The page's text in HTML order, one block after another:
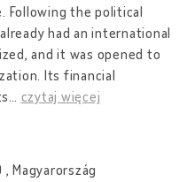
Following the political
had an international
and it was opened to
Its financial
… czytaj więcej
Magyarország